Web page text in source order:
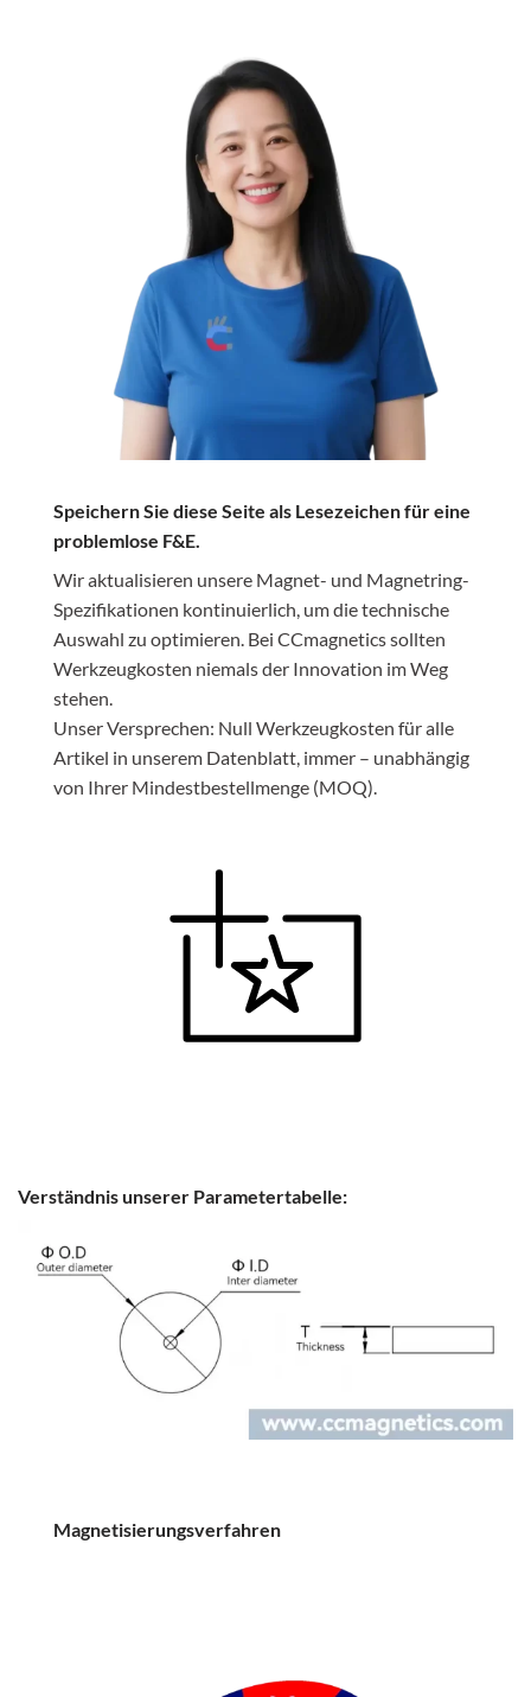
Speichern Sie diese Seite als Lesezeichen für eine
problemlose F&E.
Wir aktualisieren unsere Magnet- und Magnetring-
Spezifikationen kontinuierlich, um die technische
Auswahl zu optimieren. Bei CCmagnetics sollten
Werkzeugkosten niemals der Innovation im Weg
stehen.
Unser Versprechen: Null Werkzeugkosten für alle
Artikel in unserem Datenblatt, immer – unabhängig
von Ihrer Mindestbestellmenge (MOQ).
Verständnis unserer Parametertabelle:
Magnetisierungsverfahren